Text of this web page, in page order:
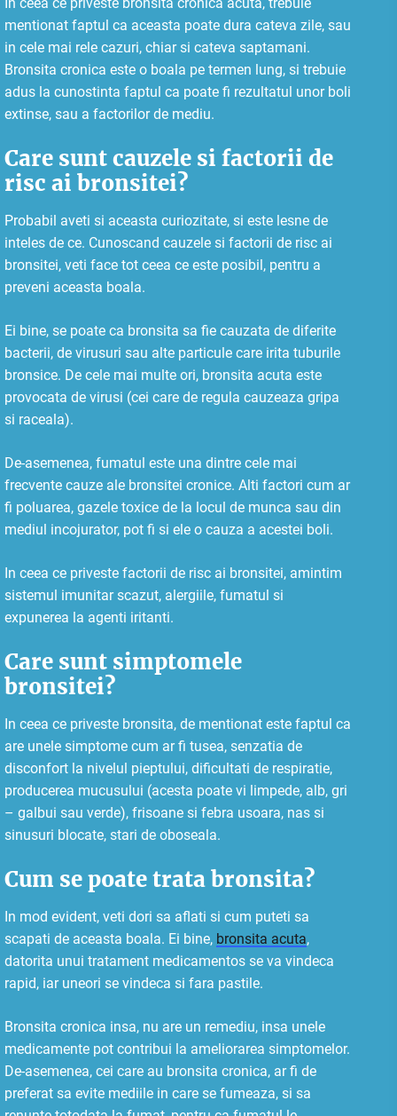
mentionat faptul ca aceasta poate dura cateva zile, sau
in cele mai rele cazuri, chiar si cateva saptamani.
Bronsita cronica este o boala pe termen lung, si trebuie
adus la cunostinta faptul ca poate fi rezultatul unor boli
extinse, sau a factorilor de mediu.
Care sunt cauzele si factorii de
risc ai bronsitei?
Probabil aveti si aceasta curiozitate, si este lesne de
inteles de ce. Cunoscand cauzele si factorii de risc ai
bronsitei, veti face tot ceea ce este posibil, pentru a
preveni aceasta boala.
Ei bine, se poate ca bronsita sa fie cauzata de diferite
bacterii, de virusuri sau alte particule care irita tuburile
bronsice. De cele mai multe ori, bronsita acuta este
provocata de virusi (cei care de regula cauzeaza gripa
si raceala).
De-asemenea, fumatul este una dintre cele mai
frecvente cauze ale bronsitei cronice. Alti factori cum ar
fi poluarea, gazele toxice de la locul de munca sau din
mediul incojurator, pot fi si ele o cauza a acestei boli.
In ceea ce priveste factorii de risc ai bronsitei, amintim
sistemul imunitar scazut, alergiile, fumatul si
expunerea la agenti iritanti.
Care sunt simptomele
bronsitei?
In ceea ce priveste bronsita, de mentionat este faptul ca
are unele simptome cum ar fi tusea, senzatia de
disconfort la nivelul pieptului, dificultati de respiratie,
producerea mucusului (acesta poate vi limpede, alb, gri
– galbui sau verde), frisoane si febra usoara, nas si
sinusuri blocate, stari de oboseala.
Cum se poate trata bronsita?
In mod evident, veti dori sa aflati si cum puteti sa
scapati de aceasta boala. Ei bine, bronsita acuta,
datorita unui tratament medicamentos se va vindeca
rapid, iar uneori se vindeca si fara pastile.
Bronsita cronica insa, nu are un remediu, insa unele
medicamente pot contribui la ameliorarea simptomelor.
De-asemenea, cei care au bronsita cronica, ar fi de
preferat sa evite mediile in care se fumeaza, si sa